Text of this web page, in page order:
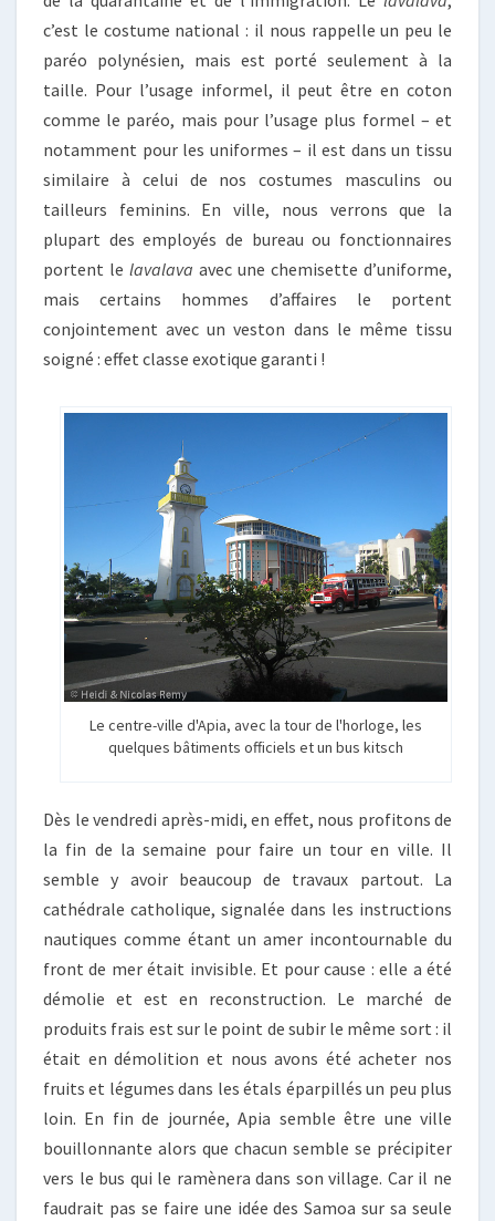
c’est le costume national : il nous rappelle un peu le
paréo polynésien, mais est porté seulement à la
taille. Pour l’usage informel, il peut être en coton
comme le paréo, mais pour l’usage plus formel – et
notamment pour les uniformes – il est dans un tissu
similaire à celui de nos costumes masculins ou
tailleurs feminins. En ville, nous verrons que la
plupart des employés de bureau ou fonctionnaires
portent le lavalava avec une chemisette d’uniforme,
mais certains hommes d’affaires le portent
conjointement avec un veston dans le même tissu
soigné : effet classe exotique garanti !
Le centre-ville d'Apia, avec la tour de l'horloge, les
quelques bâtiments officiels et un bus kitsch
Dès le vendredi après-midi, en effet, nous profitons de
la fin de la semaine pour faire un tour en ville. Il
semble y avoir beaucoup de travaux partout. La
cathédrale catholique, signalée dans les instructions
nautiques comme étant un amer incontournable du
front de mer était invisible. Et pour cause : elle a été
démolie et est en reconstruction. Le marché de
produits frais est sur le point de subir le même sort : il
était en démolition et nous avons été acheter nos
fruits et légumes dans les étals éparpillés un peu plus
loin. En fin de journée, Apia semble être une ville
bouillonnante alors que chacun semble se précipiter
vers le bus qui le ramènera dans son village. Car il ne
faudrait pas se faire une idée des Samoa sur sa seule